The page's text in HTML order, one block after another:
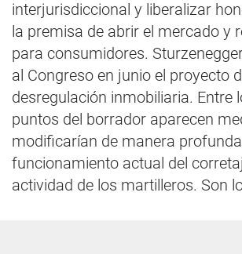
interjurisdiccional y liberalizar
la premisa de abrir el mercado y
para consumidores.
al Congreso en junio el proyecto
desregulación inmobiliaria. Entre
puntos del borrador aparecen
modificarían de manera profunda
funcionamiento actual del
actividad de los martilleros. Son